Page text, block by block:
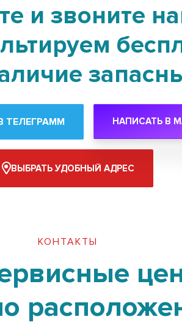
и звоните
ТЕЛЕГРАММ НАПИСАТЬ В
ВЫБРАТЬ УДОБНЫЙ АДРЕС
КОНТАКТЫ